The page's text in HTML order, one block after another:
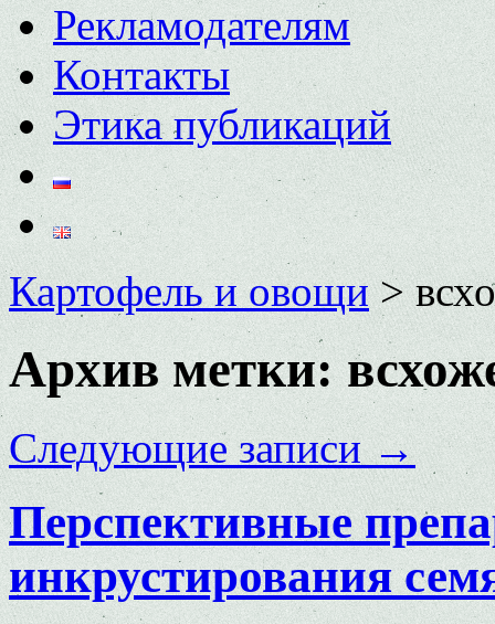
Рекламодателям
Контакты
Этика публикаций
Картофель и овощи>
Архив метки:
Следующие записи→
Перспективные
инкрустирования